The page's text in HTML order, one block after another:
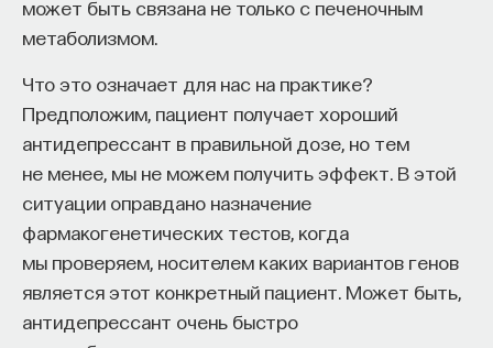
может быть связана не только с печеночным
метаболизмом.
Что это означает для нас на практике?
Предположим, пациент получает хороший
антидепрессант в правильной дозе, но тем
не менее, мы не можем получить эффект. В этой
ситуации оправдано назначение
фармакогенетических тестов, когда
мы проверяем, носителем каких вариантов генов
является этот конкретный пациент. Может быть,
антидепрессант очень быстро
оно формируется. Нам долго казалось, что
изложить материал, а студент — зафиксировать
его и затем воспроизвести. Но самый важный
момент происходит потом, когда человек
остается один на один с этим материалом
и пытается что-то с ним сделать. И получается,
что настоящее образование происходит
не в аудитории, а за ее пределами».
ИИ полезен не как костыль, а как